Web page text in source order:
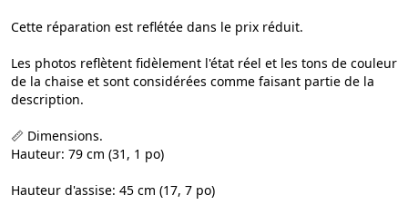
Cette réparation est reflétée dans le prix réduit.
Les photos reflètent fidèlement l'état réel et les tons de couleur
de la chaise et sont considérées comme faisant partie de la
description.
📏 Dimensions.
Hauteur: 79 cm (31, 1 po)
Hauteur d'assise: 45 cm (17, 7 po)